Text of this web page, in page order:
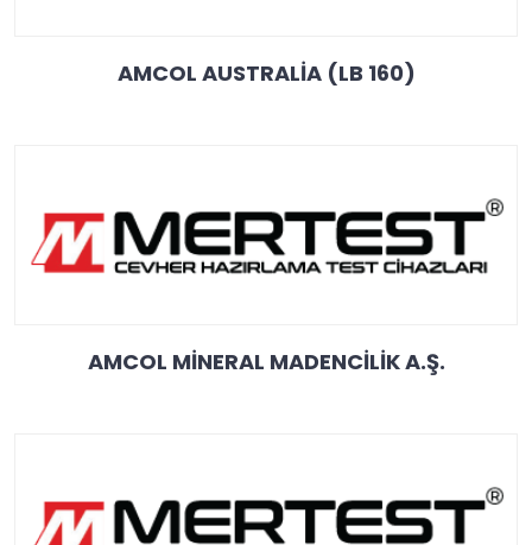
AMCOL AUSTRALİA (LB 160)
AMCOL MİNERAL MADENCİLİK A.Ş.